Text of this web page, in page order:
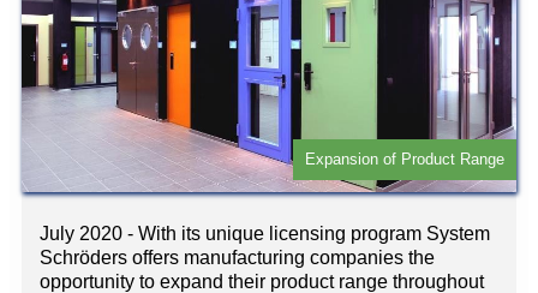
Expansion of Product Range
July 2020 - With its unique licensing program System
Schröders offers manufacturing companies the
opportunity to expand their product range throughout